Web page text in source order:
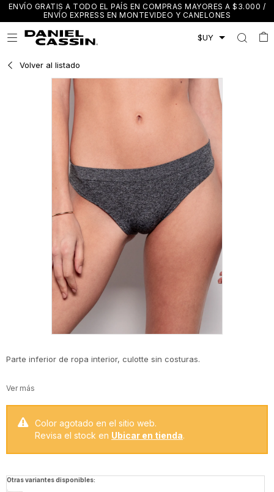
ENVÍO GRATIS A TODO EL PAÍS EN COMPRAS MAYORES A $3.000 /
ENVÍO EXPRESS EN MONTEVIDEO Y CANELONES

Volver al listado
Parte inferior de ropa interior, culotte sin costuras.
Color agotado en el sitio web.
Revisa el stock en Ubicar en tienda.
Otras variantes disponibles: